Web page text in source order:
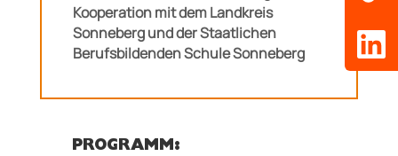
Kooperation mit dem Landkreis
Sonneberg und der Staatlichen
Berufsbildenden Schule Sonneberg
PROGRAMM: